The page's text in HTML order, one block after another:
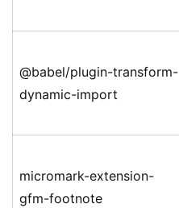
@babel/plugin-transform-
dynamic-import
micromark-extension-
gfm-footnote